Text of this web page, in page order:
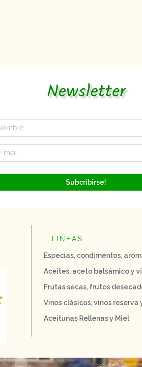
Newsletter
Subcribirse!
- LINEAS -
Especias, condimentos,
Aceites, aceto balsámico y
Frutas secas, frutos
Vinos clásicos, vinos reserva
Aceitunas Rellenas y Miel